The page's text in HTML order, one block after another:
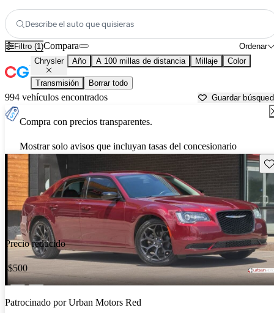
Describe el auto que quisieras
Filtro (1) Ordenar
Compara
Chrysler Año A 100 millas de distancia Millaje Color
Transmisión Borrar todo
994 vehículos encontrados Guardar
Compra con precios transparentes.
Mostrar solo avisos que incluyan tasas del concesionario
Precio reducido
-$500
Patrocinado porUrban Motors Red